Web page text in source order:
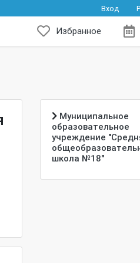
Вход
Избранное
Муниципальное
образовательное
учреждение
школа №18"